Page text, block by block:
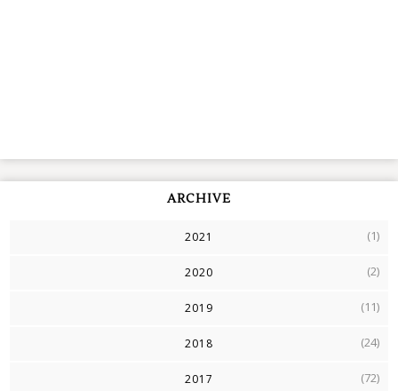
ARCHIVE
2021 (1)
2020 (2)
2019 (11)
2018 (24)
2017 (72)